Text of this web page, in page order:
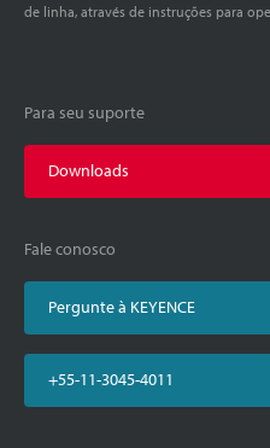
de linha, através de instruções para
Para seu suporte
Downloads
Fale conosco
Pergunte à KEYENCE
+55-11-3045-4011